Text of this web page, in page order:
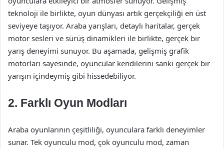
teknoloji ile birlikte, oyun dünyası artık gerçekçiliği en üst
seviyeye taşıyor. Araba yarışları, detaylı haritalar, gerçek
motor sesleri ve sürüş dinamikleri ile birlikte, gerçek bir
yarış deneyimi sunuyor. Bu aşamada, gelişmiş grafik
motorları sayesinde, oyuncular kendilerini sanki gerçek bir
yarışın içindeymiş gibi hissedebiliyor.
2. Farklı Oyun Modları
Araba oyunlarının çeşitliliği, oyunculara farklı deneyimler
sunar. Tek oyunculu mod, çok oyunculu mod, zaman